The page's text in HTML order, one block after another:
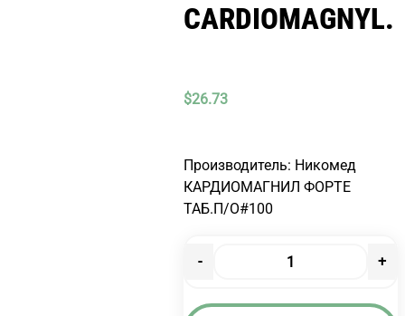
CARDIOMAGNYL.
$26.73
Производитель: Никомед
КАРДИОМАГНИЛ ФОРТЕ
ТАБ.П/О#100
- +